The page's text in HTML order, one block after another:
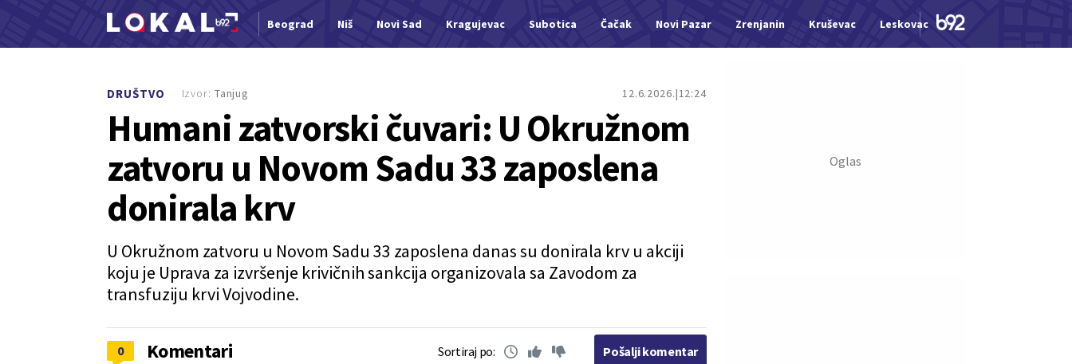
Beograd Niš Novi Sad Kragujevac Subotica Čačak Novi Pazar Zrenjanin Kruševac Leskovac Jagodina
DRUŠTVO 12.6.2026. 12:24
Humani zatvorski čuvari: U Okružnom
zatvoru u Novom Sadu 33 zaposlena
donirala krv
U Okružnom zatvoru u Novom Sadu 33 zaposlena danas su donirala krv u akciji
koju je Uprava za izvršenje krivičnih sankcija organizovala sa Zavodom za
transfuziju krvi Vojvodine.
Izvor: Tanjug
0 Komentari Sortiraj po: Pošalji komentar